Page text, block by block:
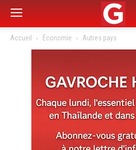
Accueil Économie Autres pays